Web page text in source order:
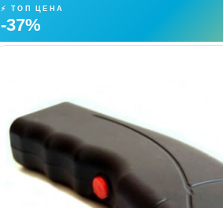
⚡ ТОП ЦЕНА
-37%